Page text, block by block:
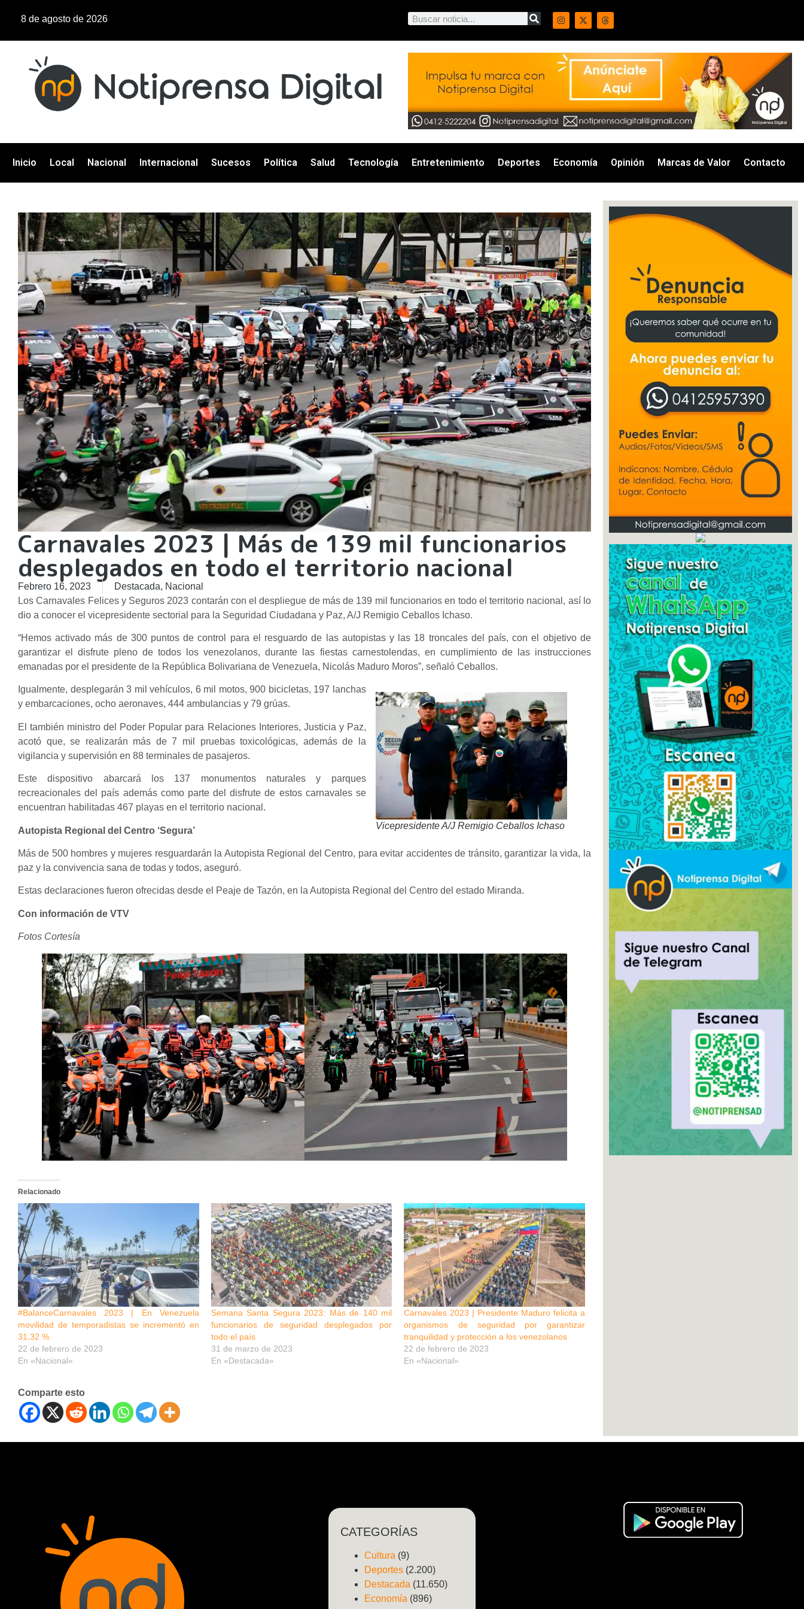
8 de agosto de 2026
Inicio Local Nacional Internacional Sucesos Política Salud Tecnología Entretenimiento Deportes Economía Opinión Marcas de Valor Contacto
Carnavales 2023 | Más de 139 mil funcionarios
desplegados en todo el territorio nacional
Febrero 16, 2023 Destacada, Nacional
Los Carnavales Felices y Seguros 2023 contarán con el despliegue de más de 139 mil funcionarios en todo el territorio nacional, así lo
dio a conocer el vicepresidente sectorial para la Seguridad Ciudadana y Paz, A/J Remigio Ceballos Ichaso.
“Hemos activado más de 300 puntos de control para el resguardo de las autopistas y las 18 troncales del país, con el objetivo de
garantizar el disfrute pleno de todos los venezolanos, durante las fiestas carnestolendas, en cumplimiento de las instrucciones
emanadas por el presidente de la República Bolivariana de Venezuela, Nicolás Maduro Moros”, señaló Ceballos.
Vicepresidente A/J Remigio Ceballos Ichaso
Igualmente, desplegarán 3 mil vehículos, 6 mil motos, 900 bicicletas, 197 lanchas
y embarcaciones, ocho aeronaves, 444 ambulancias y 79 grúas.
El también ministro del Poder Popular para Relaciones Interiores, Justicia y Paz,
acotó que, se realizarán más de 7 mil pruebas toxicológicas, además de la
vigilancia y supervisión en 88 terminales de pasajeros.
Este dispositivo abarcará los 137 monumentos naturales y parques
recreacionales del país además como parte del disfrute de estos carnavales se
encuentran habilitadas 467 playas en el territorio nacional.
Autopista Regional del Centro ‘Segura’
Más de 500 hombres y mujeres resguardarán la Autopista Regional del Centro, para evitar accidentes de tránsito, garantizar la vida, la
paz y la convivencia sana de todas y todos, aseguró.
Estas declaraciones fueron ofrecidas desde el Peaje de Tazón, en la Autopista Regional del Centro del estado Miranda.
Con información de VTV
Fotos Cortesía
Relacionado
#BalanceCarnavales 2023 | En Venezuela
movilidad de temporadistas se incrementó en
31,32 %
22 de febrero de 2023
En «Nacional»
Semana Santa Segura 2023: Más de 140 mil
funcionarios de seguridad desplegados por
todo el país
31 de marzo de 2023
En «Destacada»
Carnavales 2023 | Presidente Maduro felicita a
organismos de seguridad por garantizar
tranquilidad y protección a los venezolanos
22 de febrero de 2023
En «Nacional»
Comparte esto
CATEGORÍAS
Cultura (9)
Deportes(2.200)
Destacada (11.650)
Economía (896)